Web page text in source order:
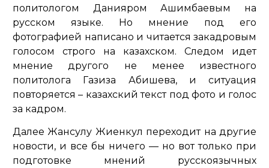
политологом Данияром Ашимбаевым на
русском языке. Но мнение под его
фотографией написано и читается закадровым
голосом строго на казахском. Следом идет
мнение другого не менее известного
политолога Газиза Абишева, и ситуация
повторяется – казахский текст под фото и голос
за кадром.
Далее Жансулу Жиенкул переходит на другие
новости, и все бы ничего — но вот только при
подготовке мнений русскоязычных